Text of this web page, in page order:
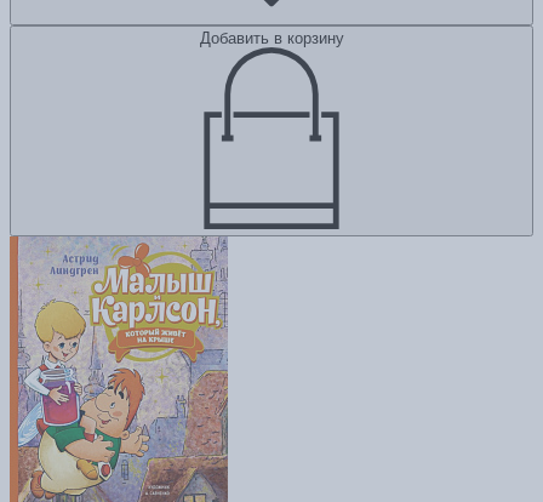
Добавить в корзину